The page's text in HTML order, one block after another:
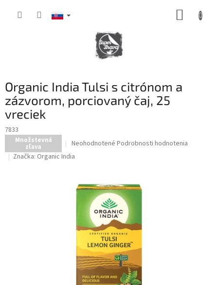
Organic India Tulsi s citrónom a
zázvorom, porciovaný čaj, 25
vreciek
7833
Množstevná
zľava
Priemerné
hodnotenie
produktu
hviezdičiek.
Neohodnotené Podrobnosti hodnotenia
Značka: Organic India